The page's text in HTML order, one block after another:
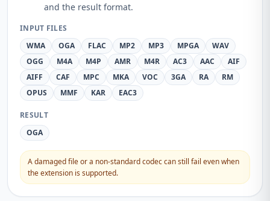
and the result format.
INPUT FILES
WMA
OGA FLAC MP2 MP3 MPGA
WAV
OGG
M4A M4P AMR M4R AC3 AAC
AIF
AIFF
CAF MPC MKA VOC 3GA RA
RM
OPUS
MMF KAR EAC3
RESULT
OGA
A damaged file or a non-standard codec can still fail even when
the extension is supported.